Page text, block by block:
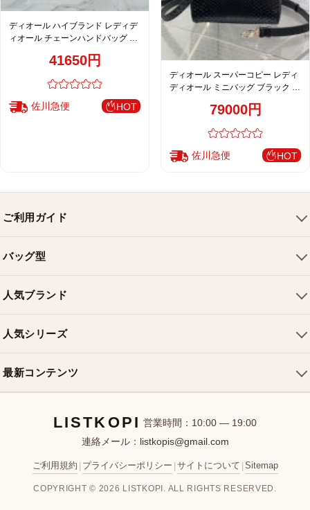
ディオール ハイブランド レディデ
ィオール チェーンハンドバッグ ベ
41650円
佐川急便 HOT
ディオール スーパーコピー レディ
ディオール ミニバッグ ブラック 型
79000円
佐川急便 HOT
ご利用ガイド
配送について
返品・交換
お問い合わせ
バッグ型
ショルダーバッグ
クロスボディバッグ
ミニバッグ
バケットバッグ
人気ブランド
シャネルバッグ
ディオールバッグ
人気シリーズ
最新コンテンツ
新着アイテム
ブランドカテゴリ
お客様レビュー
LISTKOPI 営業時間：10:00 — 19:00
連絡メール： listkopis@gmail.com
ご利用規約 プライバシーポリシー サイトについて Sitemap
COPYRIGHT © 2026 LISTKOPI. ALL RIGHTS RESERVED.